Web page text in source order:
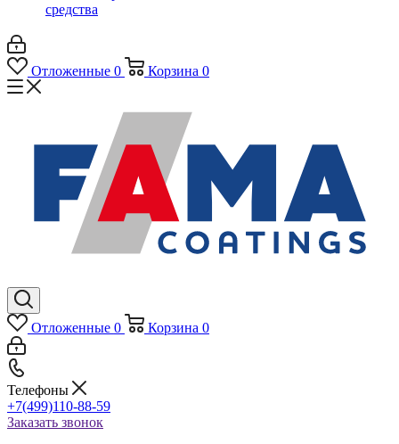
средства
Отложенные 0 Корзина 0
Отложенные 0 Корзина 0
Телефоны
+7(499)110-88-59
Заказать звонок